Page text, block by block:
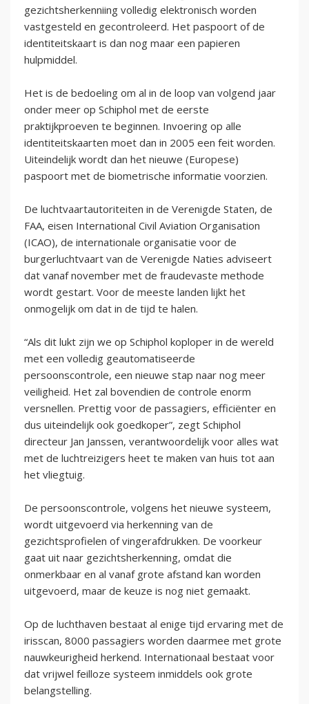
gezichtsherkenniing volledig elektronisch worden
vastgesteld en gecontroleerd. Het paspoort of de
identiteitskaart is dan nog maar een papieren
hulpmiddel.
Het is de bedoeling om al in de loop van volgend jaar
onder meer op Schiphol met de eerste
praktijkproeven te beginnen. Invoering op alle
identiteitskaarten moet dan in 2005 een feit worden.
Uiteindelijk wordt dan het nieuwe (Europese)
paspoort met de biometrische informatie voorzien.
De luchtvaartautoriteiten in de Verenigde Staten, de
FAA, eisen International Civil Aviation Organisation
(ICAO), de internationale organisatie voor de
burgerluchtvaart van de Verenigde Naties adviseert
dat vanaf november met de fraudevaste methode
wordt gestart. Voor de meeste landen lijkt het
onmogelijk om dat in de tijd te halen.
“Als dit lukt zijn we op Schiphol koploper in de wereld
met een volledig geautomatiseerde
persoonscontrole, een nieuwe stap naar nog meer
veiligheid. Het zal bovendien de controle enorm
versnellen. Prettig voor de passagiers, efficiënter en
dus uiteindelijk ook goedkoper”, zegt Schiphol
directeur Jan Janssen, verantwoordelijk voor alles wat
met de luchtreizigers heet te maken van huis tot aan
het vliegtuig.
De persoonscontrole, volgens het nieuwe systeem,
wordt uitgevoerd via herkenning van de
gezichtsprofielen of vingerafdrukken. De voorkeur
gaat uit naar gezichtsherkenning, omdat die
onmerkbaar en al vanaf grote afstand kan worden
uitgevoerd, maar de keuze is nog niet gemaakt.
Op de luchthaven bestaat al enige tijd ervaring met de
irisscan, 8000 passagiers worden daarmee met grote
nauwkeurigheid herkend. Internationaal bestaat voor
dat vrijwel feilloze systeem inmiddels ook grote
belangstelling.